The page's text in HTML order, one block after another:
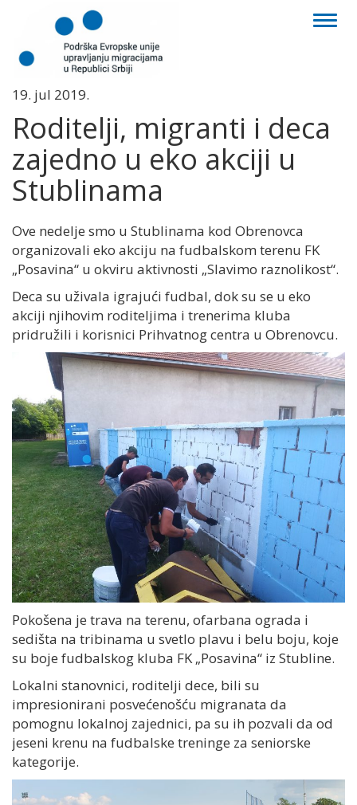
19. jul 2019.
Roditelji, migranti i deca
zajedno u eko akciji u
Stublinama
Ove nedelje smo u Stublinama kod Obrenovca
organizovali eko akciju na fudbalskom terenu FK
„Posavina“ u okviru aktivnosti „Slavimo raznolikost“.
Deca su uživala igrajući fudbal, dok su se u eko
akciji njihovim roditeljima i trenerima kluba
pridružili i korisnici Prihvatnog centra u Obrenovcu.
Pokošena je trava na terenu, ofarbana ograda i
sedišta na tribinama u svetlo plavu i belu boju, koje
su boje fudbalskog kluba FK „Posavina“ iz Stubline.
Lokalni stanovnici, roditelji dece, bili su
impresionirani posvećenošću migranata da
pomognu lokalnoj zajednici, pa su ih pozvali da od
jeseni krenu na fudbalske treninge za seniorske
kategorije.